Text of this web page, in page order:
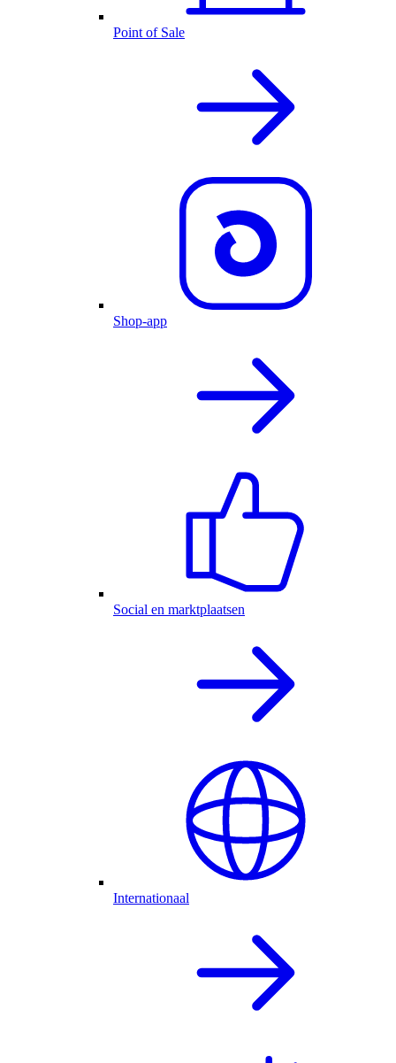
Point of Sale
Shop-app
Social en marktplaatsen
Internationaal